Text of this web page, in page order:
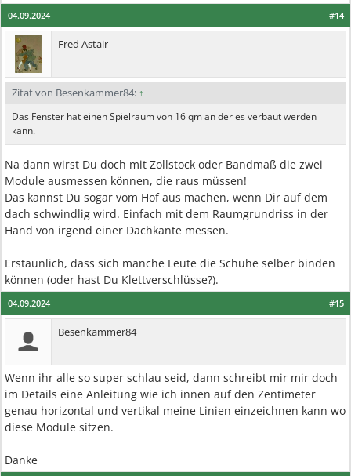
#14
04.09.2024
Fred Astair
Zitat von Besenkammer84: ↑
Das Fenster hat einen Spielraum von 16 qm an der es verbaut werden
kann.
Na dann wirst Du doch mit Zollstock oder Bandmaß die zwei
Module ausmessen können, die raus müssen!
Das kannst Du sogar vom Hof aus machen, wenn Dir auf dem
dach schwindlig wird. Einfach mit dem Raumgrundriss in der
Hand von irgend einer Dachkante messen.
Erstaunlich, dass sich manche Leute die Schuhe selber binden
können (oder hast Du Klettverschlüsse?).
#15
04.09.2024
Besenkammer84
Wenn ihr alle so super schlau seid, dann schreibt mir mir doch
im Details eine Anleitung wie ich innen auf den Zentimeter
genau horizontal und vertikal meine Linien einzeichnen kann wo
diese Module sitzen.
Danke